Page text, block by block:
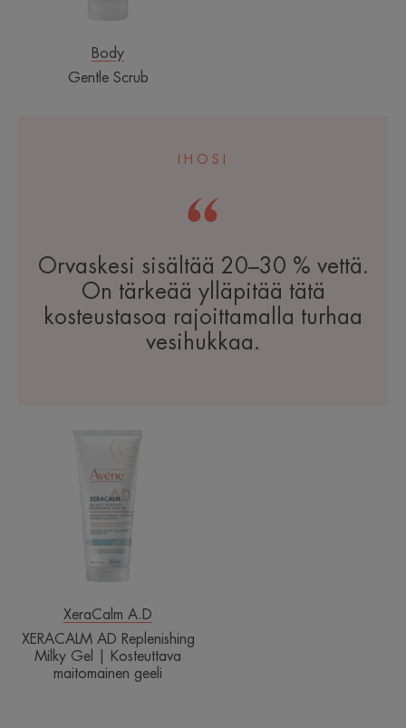
Body
Gentle Scrub
IHOSI
Orvaskesi sisältää 20–30 % vettä.
On tärkeää ylläpitää tätä
kosteustasoa rajoittamalla turhaa
vesihukkaa.
Replenishing
Milky
Gel
|
Kosteuttava
XeraCalm A.D
XERACALM AD Replenishing
Milky Gel | Kosteuttava
maitomainen geeli